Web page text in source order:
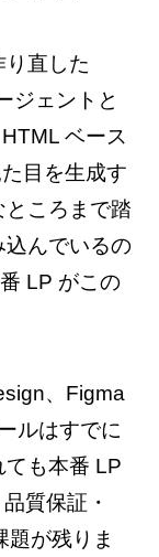
直した
ジェントと
ベース
目を生成す
ころまで踏
んでいるの
LP がこの
、Figma
ルはすでに
も本番 LP
質保証・
題が残りま